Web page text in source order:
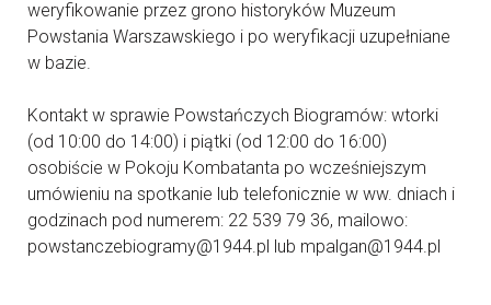
weryfikowanie przez grono historyków Muzeum
Powstania Warszawskiego i po weryfikacji uzupełniane
w bazie.
Kontakt w sprawie Powstańczych Biogramów: wtorki
(od 10:00 do 14:00) i piątki (od 12:00 do 16:00)
osobiście w Pokoju Kombatanta po wcześniejszym
umówieniu na spotkanie lub telefonicznie w ww. dniach i
godzinach pod numerem: 22 539 79 36, mailowo:
powstanczebiogramy@1944.pl lub mpalgan@1944.pl